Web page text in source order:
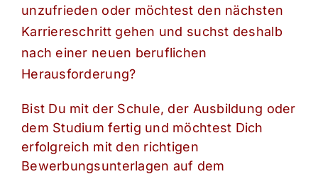
unzufrieden oder möchtest den nächsten
Karriereschritt gehen und suchst deshalb
nach einer neuen beruflichen
Herausforderung?
Bist Du mit der Schule, der Ausbildung oder
dem Studium fertig und möchtest Dich
erfolgreich mit den richtigen
Bewerbungsunterlagen auf dem